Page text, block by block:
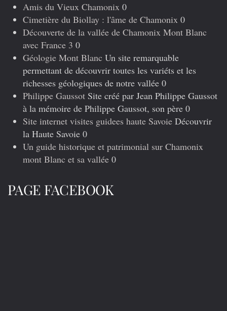
Amis du Vieux Chamonix 0
Cimetière du Biollay : l'âme de Chamonix 0
Découverte de la vallée de Chamonix Mont Blanc
avec France 3 0
Géologie Mont Blanc Un site remarquable
permettant de découvrir toutes les variéts et les
richesses géologiques de notre vallée 0
Philippe Gaussot Site créé par Jean Philippe Gaussot
à la mémoire de Philippe Gaussot, son père 0
Site internet visites guidees haute Savoie Découvrir
la Haute Savoie 0
Un guide historique et patrimonial sur Chamonix
mont Blanc et sa vallée 0
PAGE FACEBOOK